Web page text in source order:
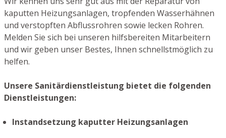
kaputten Heizungsanlagen, tropfenden Wasserhähnen
und verstopften Abflussrohren sowie lecken Rohren.
Melden Sie sich bei unseren hilfsbereiten Mitarbeitern
und wir geben unser Bestes, Ihnen schnellstmöglich zu
helfen.
Unsere Sanitärdienstleistung bietet die folgenden
Dienstleistungen:
Instandsetzung kaputter Heizungsanlagen